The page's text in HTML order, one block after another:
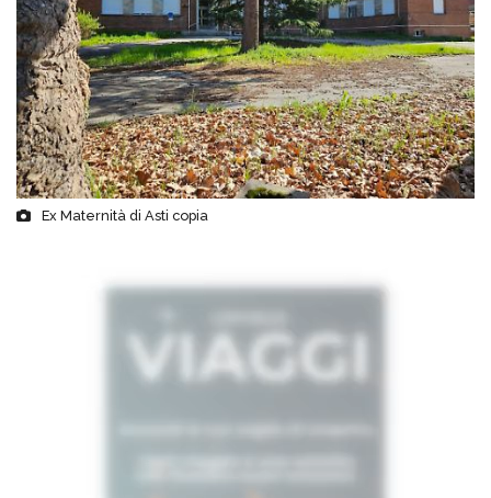
Ex Maternità di Asti copia